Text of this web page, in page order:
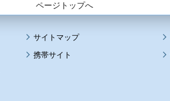
ページトップへ
サイトマップ
携帯サイト